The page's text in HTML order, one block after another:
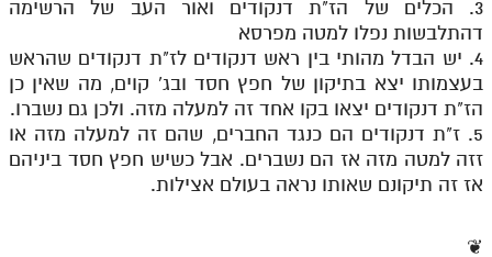
3. הכלים של הז"ת דנקודים ואור העב של הרשימה
דהתלבשות נפלו למטה מפרסא
4. יש הבדל מהותי בין ראש דנקודים לז"ת דנקודים שהראש
בעצמותו יצא בתיקון של חפץ חסד ובג' קוים, מה שאין כן
הז"ת דנקודים יצאו בקו אחד זה למעלה מזה. ולכן גם נשברו.
5. ז"ת דנקודים הם כנגד החברים, שהם זה למעלה מזה או
זזה למטה מזה אז הם נשברים. אבל כשיש חפץ חסד ביניהם
אז זה תיקונם שאותו נראה בעולם אצילות.
❦